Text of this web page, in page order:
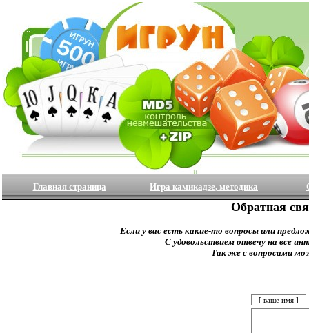
Главная страница Игра камикадзе, методика
Обратная
Если у вас есть какие-то вопросы или
С удовольствием отвечу на все
Так же с вопросами